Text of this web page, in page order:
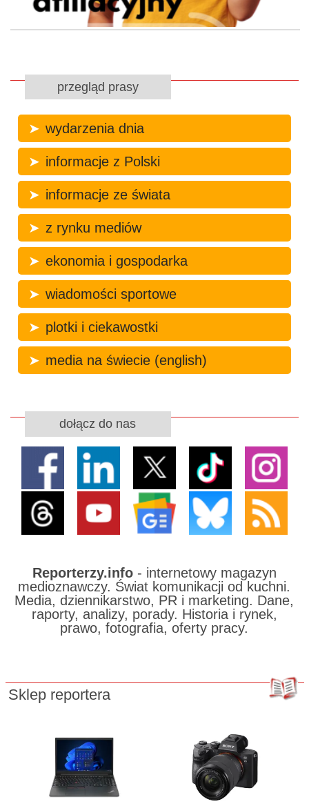
przegląd prasy
wydarzenia dnia
informacje z Polski
informacje ze świata
z rynku mediów
ekonomia i gospodarka
wiadomości sportowe
plotki i ciekawostki
media na świecie (english)
dołącz do nas
Reporterzy.info- internetowy magazyn
medioznawczy. Świat komunikacji od kuchni.
Media, dziennikarstwo, PR i marketing. Dane,
raporty, analizy, porady. Historia i rynek,
prawo, fotografia, oferty pracy.
Sklep reportera